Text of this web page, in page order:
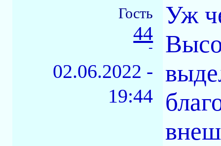
Гость
44
-
02.06.2022 -
19:44
Уж